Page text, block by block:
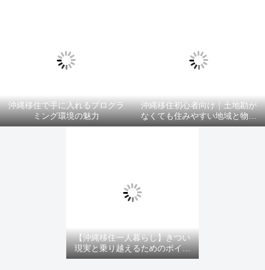
沖縄移住で手に入れるプログラ
ミング環境の魅力
沖縄移住初心者向け｜土地勘が
なくても住みやすい地域と物件
選びのコツ
【沖縄移住一人暮らし】きつい
現実と乗り越えるためのポイン
ト！を紹介